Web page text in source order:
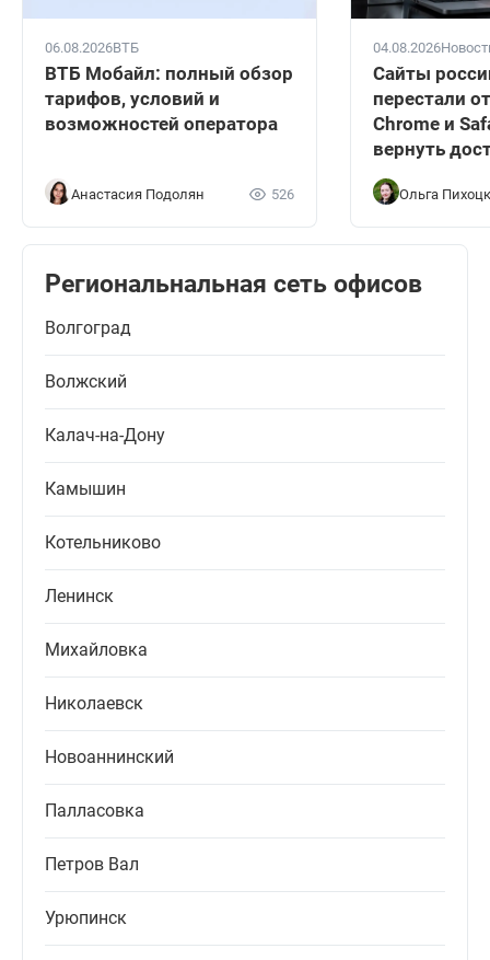
06.08.2026ВТБ
ВТБ Мобайл: полный обзор
тарифов, условий и
возможностей оператора
Анастасия Подолян 526
04.08.2026
Сайты
перестали
Chrome и
вернуть
Ольга
Региональнальная сеть офисов
Волгоград
Волжский
Калач-на-Дону
Камышин
Котельниково
Ленинск
Михайловка
Николаевск
Новоаннинский
Палласовка
Петров Вал
Урюпинск